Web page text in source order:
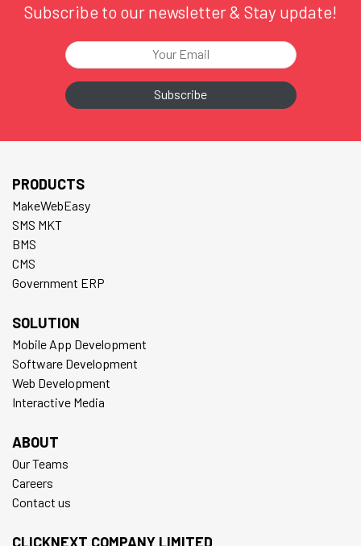
Subscribe to our newsletter & Stay update!
PRODUCTS
MakeWebEasy
SMS MKT
BMS
CMS
Government ERP
SOLUTION
Mobile App Development
Software Development
Web Development
Interactive Media
ABOUT
Our Teams
Careers
Contact us
CLICKNEXT COMPANY LIMITED